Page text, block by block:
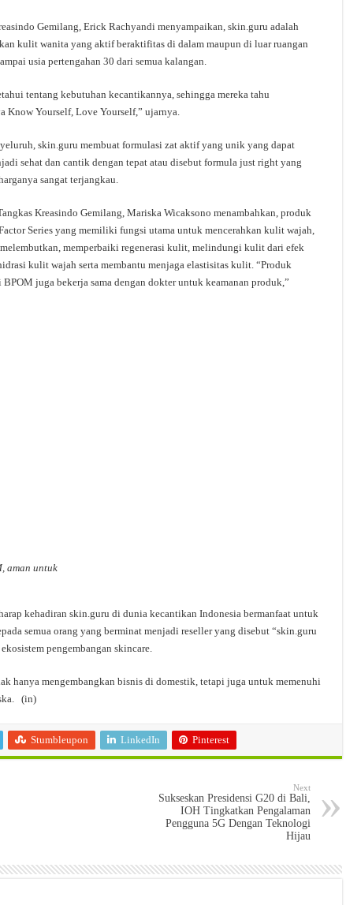
Gemilang, Erick Rachyandi menyampaikan, skin.guru adalah
kulit wanita yang aktif beraktifitas di dalam maupun di luar ruangan
usia pertengahan 30 dari semua kalangan.
tentang kebutuhan kecantikannya, sehingga mereka tahu
Yourself, Love Yourself,” ujarnya.
skin.guru membuat formulasi zat aktif yang unik yang dapat
sehat dan cantik dengan tepat atau disebut formula just right yang
sangat terjangkau.
Kreasindo Gemilang, Mariska Wicaksono menambahkan, produk
Series yang memiliki fungsi utama untuk mencerahkan kulit wajah,
memperbaiki regenerasi kulit, melindungi kulit dari efek
kulit wajah serta membantu menjaga elastisitas kulit. “Produk
juga bekerja sama dengan dokter untuk keamanan produk,”
aman untuk
kehadiran skin.guru di dunia kecantikan Indonesia bermanfaat untuk
semua orang yang berminat menjadi reseller yang disebut “skin.guru
pengembangan skincare.
hanya mengembangkan bisnis di domestik, tetapi juga untuk memenuhi
(in)
Stumbleupon LinkedIn Pinterest
Next
Sukseskan Presidensi G20 di Bali,
IOH Tingkatkan Pengalaman
Pengguna 5G Dengan Teknologi
Hijau